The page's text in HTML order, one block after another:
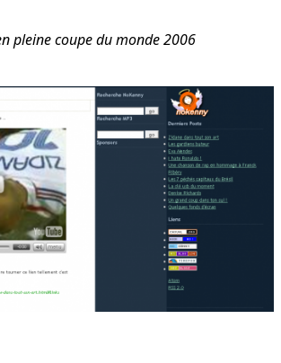
pleine coupe du monde 2006